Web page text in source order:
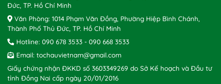
Đức, TP. Hồ Chí Minh
Văn Phòng: 1014 Phạm Văn Đồng, Phường Hiệp Bình Chánh,
Thành Phố Thủ Đức, TP. Hồ Chí Minh
Hotline: 090 678 3533 - 090 668 3533
Email: tochauvietnam@gmail.com
Giấy chứng nhận ĐKKD số 3603349269 do Sở Kế hoạch và Đầu tư
tỉnh Đồng Nai cấp ngày 20/01/2016